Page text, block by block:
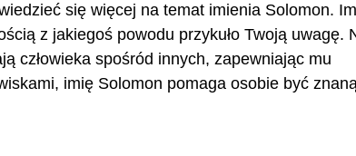
się więcej na temat imienia Solomon.
z jakiegoś powodu przykuło Twoją uwagę.
człowieka spośród innych, zapewniając mu
imię Solomon pomaga osobie być